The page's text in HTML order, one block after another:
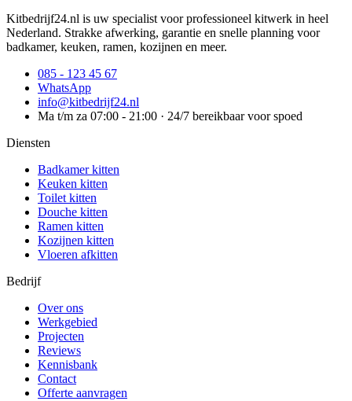
Kitbedrijf24.nl is uw specialist voor professioneel kitwerk in heel
Nederland. Strakke afwerking, garantie en snelle planning voor
badkamer, keuken, ramen, kozijnen en meer.
085 - 123 45 67
WhatsApp
info@kitbedrijf24.nl
Ma t/m za 07:00 - 21:00 · 24/7 bereikbaar voor spoed
Diensten
Badkamer kitten
Keuken kitten
Toilet kitten
Douche kitten
Ramen kitten
Kozijnen kitten
Vloeren afkitten
Bedrijf
Over ons
Werkgebied
Projecten
Reviews
Kennisbank
Contact
Offerte aanvragen